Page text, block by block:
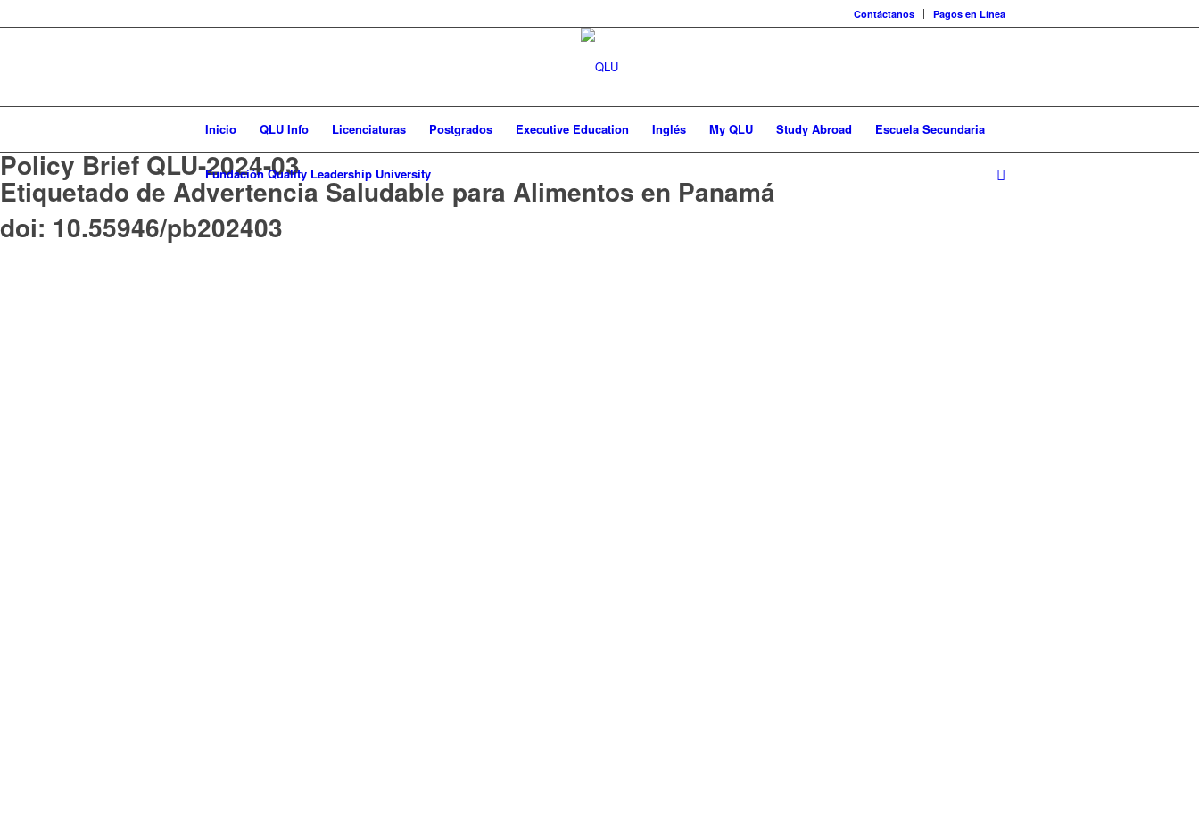
Contáctanos Pagos en Línea
Inicio QLU Info Licenciaturas Postgrados Executive Education Inglés My QLU Study Abroad Escuela Secundaria
Fundación Quality Leadership University
Policy Brief QLU-2024-03
Etiquetado de Advertencia Saludable para Alimentos en Panamá
doi: 10.55946/pb202403